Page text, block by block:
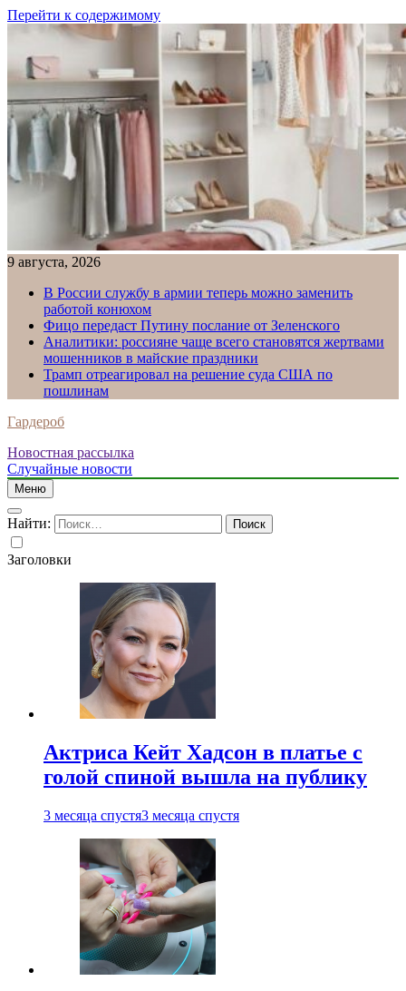
Перейти к содержимому
9 августа, 2026
В России службу в армии теперь можно заменить
работой конюхом
Фицо передаст Путину послание от Зеленского
Аналитики: россияне чаще всего становятся жертвами
мошенников в майские праздники
Трамп отреагировал на решение суда США по
пошлинам
Гардероб
Новостная рассылка
Случайные новости
Меню
Найти:
Заголовки
Актриса Кейт Хадсон в платье с
голой спиной вышла на публику
3 месяца спустя3 месяца спустя